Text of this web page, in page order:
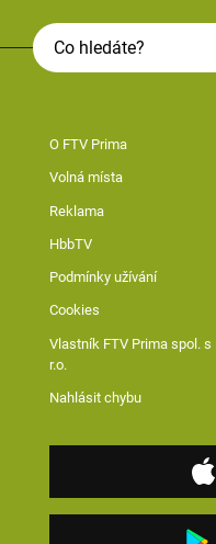
O FTV Prima
Volná místa
Reklama
HbbTV
Podmínky užívání
Cookies
Vlastník FTV Prima spol. s
r.o.
Nahlásit chybu